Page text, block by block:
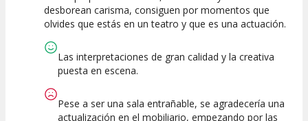
Espectáculo
Escena
artística
desborean carisma, consiguen por momentos que
olvides que estás en un teatro y que es una actuación.
Las interpretaciones de gran calidad y la creativa
puesta en escena.
Pese a ser una sala entrañable, se agradecería una
actualización en el mobiliario, empezando por las